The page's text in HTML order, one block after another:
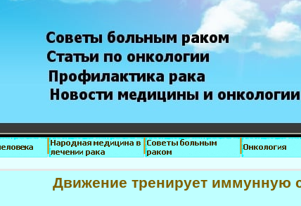
Движение тренирует иммунную